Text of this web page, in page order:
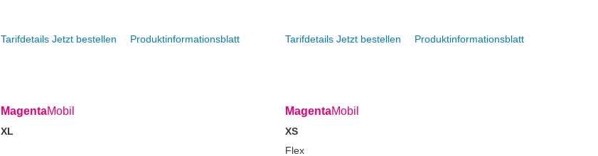
Produktinformationsblatt
Tarifdetails Jetzt bestellen Produktinformationsblatt
Tarifdetails Jetzt bestellen
MagentaMobil
XL
MagentaMobil
XS
Flex